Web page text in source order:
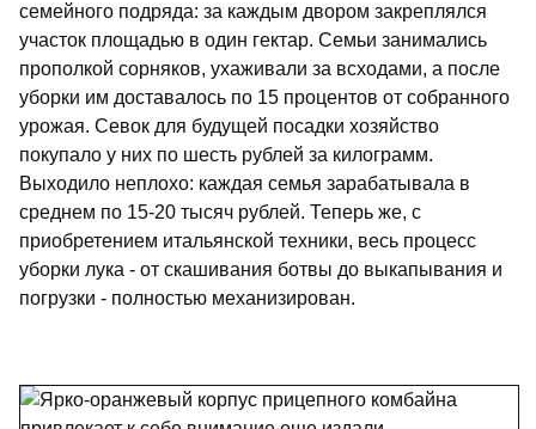
семейного подряда: за каждым двором закреплялся
участок площадью в один гектар. Семьи занимались
прополкой сорняков, ухаживали за всходами, а после
уборки им доставалось по 15 процентов от собранного
урожая. Севок для будущей посадки хозяйство
покупало у них по шесть рублей за килограмм.
Выходило неплохо: каждая семья зарабатывала в
среднем по 15-20 тысяч рублей. Теперь же, с
приобретением итальянской техники, весь процесс
уборки лука - от скашивания ботвы до выкапывания и
погрузки - полностью механизирован.